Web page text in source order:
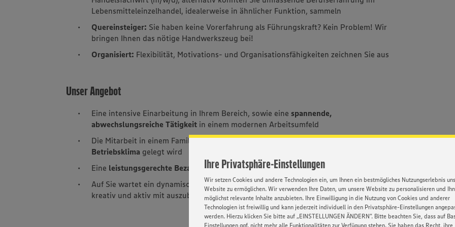
Ihre Privatsphäre-Einstellungen
Wir setzen Cookies und andere Technologien ein, um Ihnen ein bestmögliches Nutzungserlebnis
Website zu ermöglichen. Wir verwenden Ihre Daten, um unsere Website zu personalisieren und
möglichst relevante Inhalte anzubieten. Ihre Einwilligung in die Nutzung von Cookies und anderer
Technologien ist freiwillig und kann jederzeit individuell in den Privatsphäre-Einstellungen
werden. Hierzu klicken Sie bitte auf „EINSTELLUNGEN ÄNDERN”. Bitte beachten Sie, dass auf
Einstellungen ggf. nicht mehr alle Funktionalitäten zur Verfügung stehen. Sie haben das Recht, ihre
Lebensmitteleinzelhandel, idealerweise in ähnlicher Funktion, sammeln
Quereinsteiger: Sie haben keine Vorerfahrung als Führungskraft? Kein Problem! Wir
bringen Ihnen das nötige Handwerkszeug bei!
Organisiert: Flexibilität, Motivations- und Organisationsfähigkeiten zeichnen Sie aus
Unser Angebot
Eine intensive Einarbeitung in Ihrem Bereich, sowie einespannende,
abwechslungsreiche Tätigkeit in einem modernen Arbeitsumfeld
Die Mitarbeit in einem Familienunternehmen, in welchemviel Wert auf ein gutes
Betriebsklima gelegt wird
Eine leistungsgerechte Bezahlung
Auf Sie wartet ein dynamisches Team und die Chance, IhrenVerantwortungsbereich
kreativ und aktiv mit auszubauen